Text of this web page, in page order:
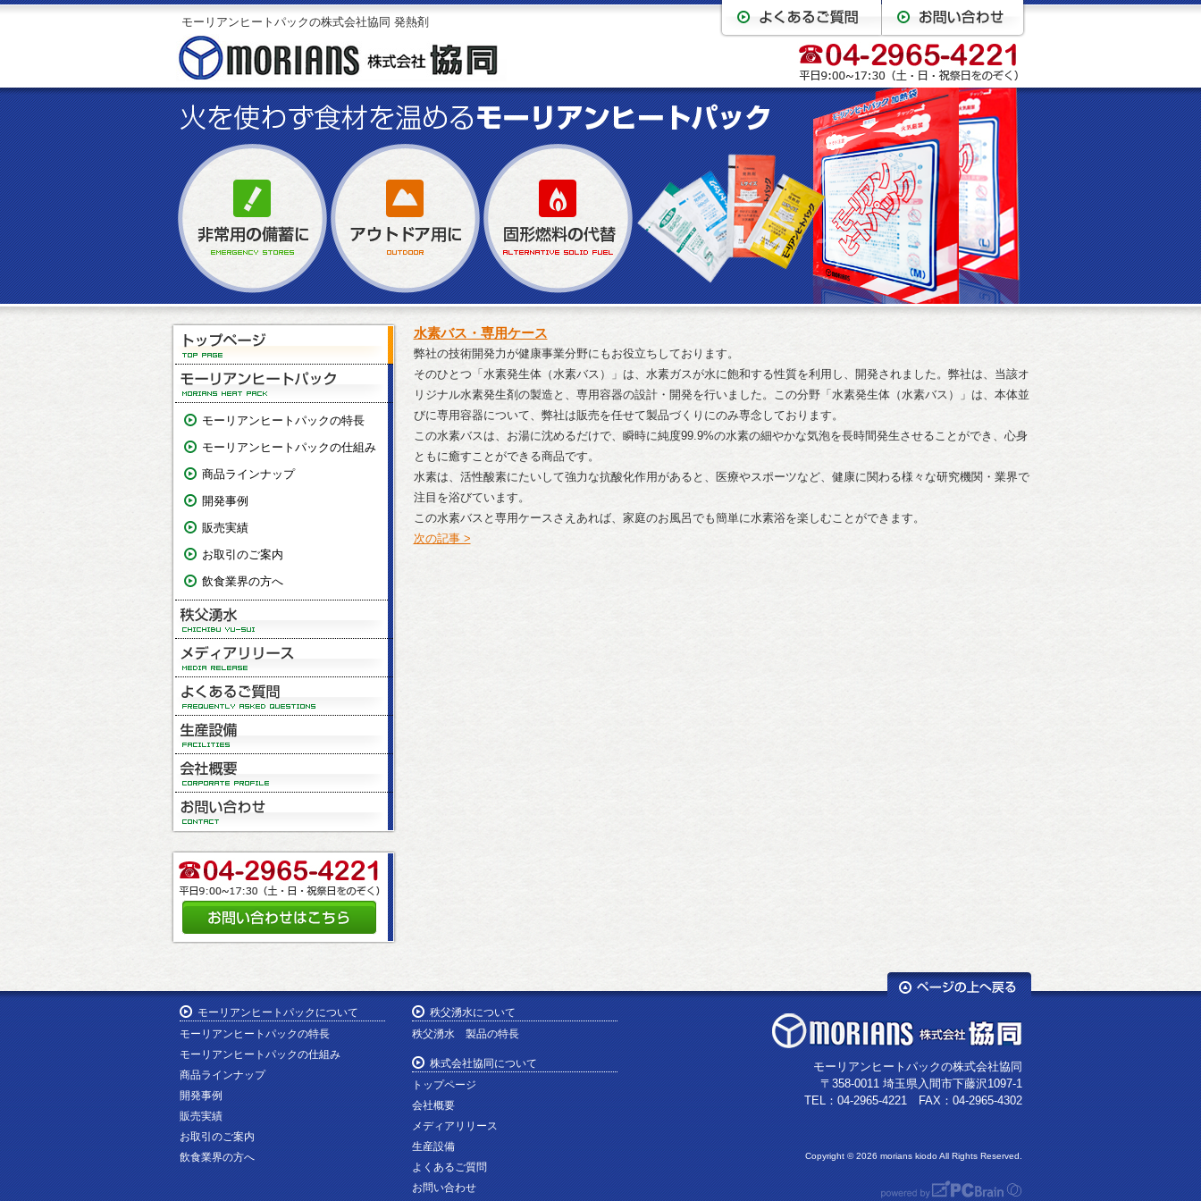
モーリアンヒートパックの株式会社協同 発熱剤
モーリアンヒートパックの特長
モーリアンヒートパックの仕組み
商品ラインナップ
開発事例
販売実績
お取引のご案内
飲食業界の方へ
水素バス・専用ケース
弊社の技術開発力が健康事業分野にもお役立ちしております。
そのひとつ「水素発生体（水素バス）」は、水素ガスが水に飽和する性質を利用し、開発されました。弊社は、当該オ
リジナル水素発生剤の製造と、専用容器の設計・開発を行いました。この分野「水素発生体（水素バス）」は、本体並
びに専用容器について、弊社は販売を任せて製品づくりにのみ専念しております。
この水素バスは、お湯に沈めるだけで、瞬時に純度99.9%の水素の細やかな気泡を長時間発生させることができ、心身
ともに癒すことができる商品です。
水素は、活性酸素にたいして強力な抗酸化作用があると、医療やスポーツなど、健康に関わる様々な研究機関・業界で
注目を浴びています。
この水素バスと専用ケースさえあれば、家庭のお風呂でも簡単に水素浴を楽しむことができます。
次の記事 >
モーリアンヒートパックについて
モーリアンヒートパックの特長
モーリアンヒートパックの仕組み
商品ラインナップ
開発事例
販売実績
お取引のご案内
飲食業界の方へ
秩父湧水について
秩父湧水 製品の特長
株式会社協同について
トップページ
会社概要
メディアリリース
生産設備
よくあるご質問
お問い合わせ
モーリアンヒートパックの株式会社協同
〒358-0011 埼玉県入間市下藤沢1097-1
TEL：04-2965-4221 FAX：04-2965-4302
Copyright ©2026 morians kiodo All Rights Reserved.